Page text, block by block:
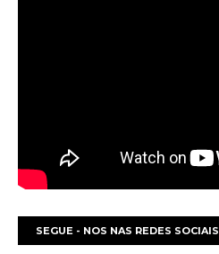
SEGUE - NOS NAS REDES SOCIAIS